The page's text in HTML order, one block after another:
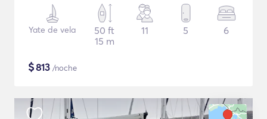
Yate de vela
50 ft
15 m
11 5 6
$813 /noche